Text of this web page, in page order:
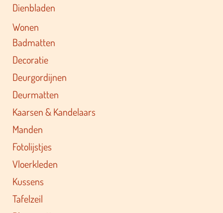
Dienbladen
Wonen
Badmatten
Decoratie
Deurgordijnen
Deurmatten
Kaarsen & Kandelaars
Manden
Fotolijstjes
Vloerkleden
Kussens
Tafelzeil